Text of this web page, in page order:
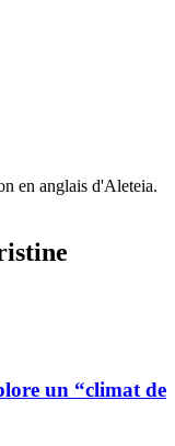
en anglais d'Aleteia.
un “climat de